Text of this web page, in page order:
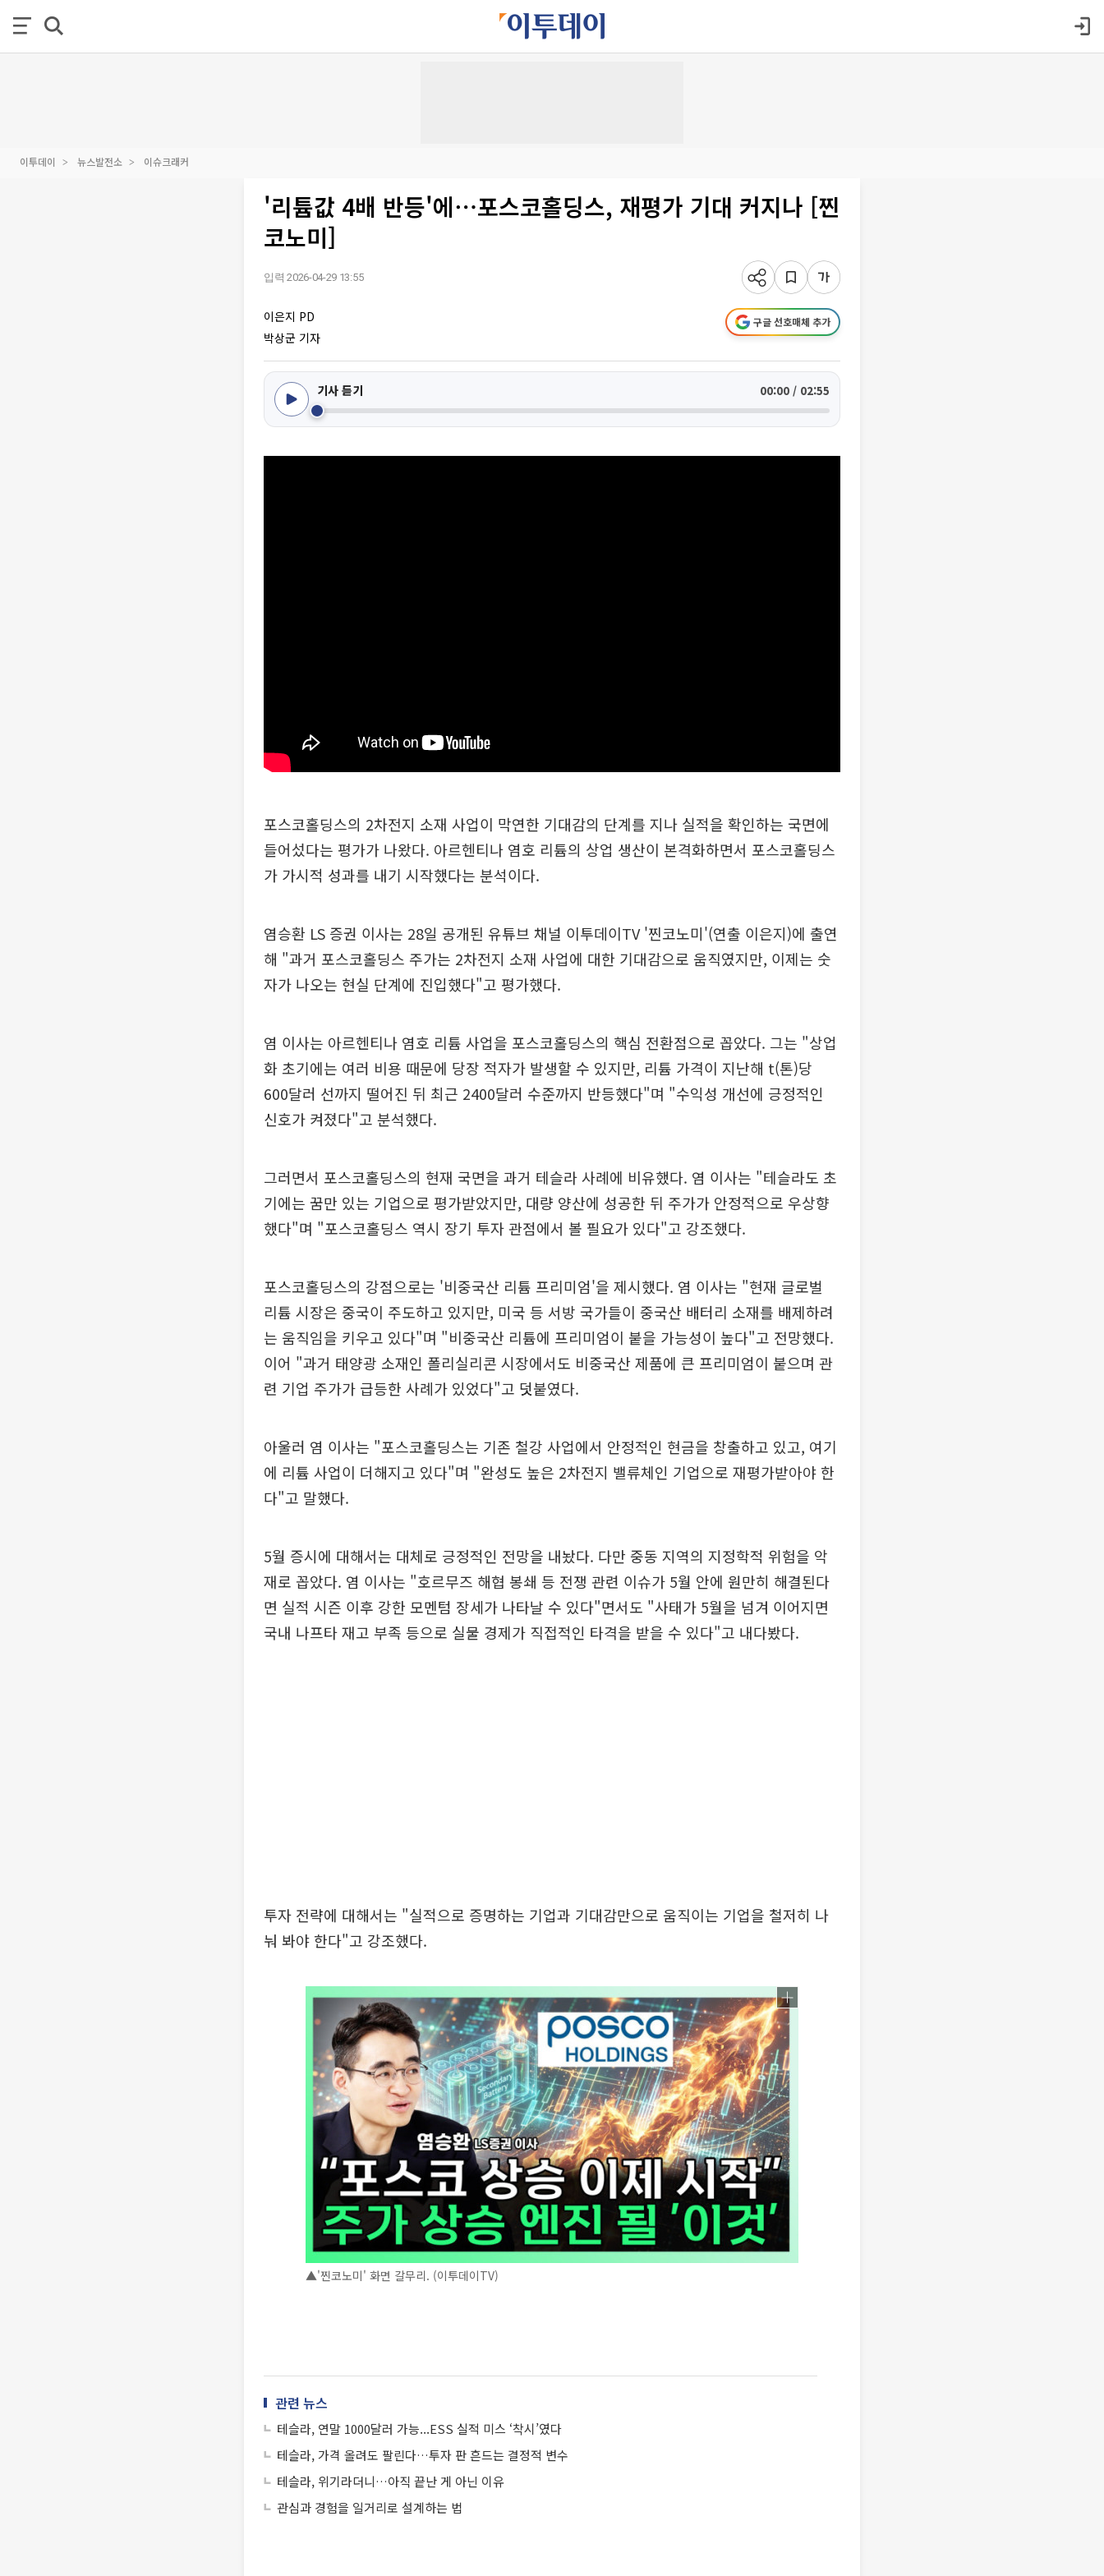
이투데이 뉴스발전소 이슈크래커
'리튬값 4배 반등'에⋯포스코홀딩스, 재평가 기대 커지나 [찐
코노미]
입력 2026-04-29 13:55
이은지 PD
박상군 기자
구글 선호매체 추가
기사 듣기 00:00 / 02:55
포스코홀딩스의 2차전지 소재 사업이 막연한 기대감의 단계를 지나 실적을 확인하는 국면에
들어섰다는 평가가 나왔다. 아르헨티나 염호 리튬의 상업 생산이 본격화하면서 포스코홀딩스
가 가시적 성과를 내기 시작했다는 분석이다.
염승환 LS 증권 이사는 28일 공개된 유튜브 채널 이투데이TV '찐코노미'(연출 이은지)에 출연
해 "과거 포스코홀딩스 주가는 2차전지 소재 사업에 대한 기대감으로 움직였지만, 이제는 숫
자가 나오는 현실 단계에 진입했다"고 평가했다.
염 이사는 아르헨티나 염호 리튬 사업을 포스코홀딩스의 핵심 전환점으로 꼽았다. 그는 "상업
화 초기에는 여러 비용 때문에 당장 적자가 발생할 수 있지만, 리튬 가격이 지난해 t(톤)당
600달러 선까지 떨어진 뒤 최근 2400달러 수준까지 반등했다"며 "수익성 개선에 긍정적인
신호가 켜졌다"고 분석했다.
그러면서 포스코홀딩스의 현재 국면을 과거 테슬라 사례에 비유했다. 염 이사는 "테슬라도 초
기에는 꿈만 있는 기업으로 평가받았지만, 대량 양산에 성공한 뒤 주가가 안정적으로 우상향
했다"며 "포스코홀딩스 역시 장기 투자 관점에서 볼 필요가 있다"고 강조했다.
포스코홀딩스의 강점으로는 '비중국산 리튬 프리미엄'을 제시했다. 염 이사는 "현재 글로벌
리튬 시장은 중국이 주도하고 있지만, 미국 등 서방 국가들이 중국산 배터리 소재를 배제하려
는 움직임을 키우고 있다"며 "비중국산 리튬에 프리미엄이 붙을 가능성이 높다"고 전망했다.
이어 "과거 태양광 소재인 폴리실리콘 시장에서도 비중국산 제품에 큰 프리미엄이 붙으며 관
련 기업 주가가 급등한 사례가 있었다"고 덧붙였다.
아울러 염 이사는 "포스코홀딩스는 기존 철강 사업에서 안정적인 현금을 창출하고 있고, 여기
에 리튬 사업이 더해지고 있다"며 "완성도 높은 2차전지 밸류체인 기업으로 재평가받아야 한
다"고 말했다.
5월 증시에 대해서는 대체로 긍정적인 전망을 내놨다. 다만 중동 지역의 지정학적 위험을 악
재로 꼽았다. 염 이사는 "호르무즈 해협 봉쇄 등 전쟁 관련 이슈가 5월 안에 원만히 해결된다
면 실적 시즌 이후 강한 모멘텀 장세가 나타날 수 있다"면서도 "사태가 5월을 넘겨 이어지면
국내 나프타 재고 부족 등으로 실물 경제가 직접적인 타격을 받을 수 있다"고 내다봤다.
투자 전략에 대해서는 "실적으로 증명하는 기업과 기대감만으로 움직이는 기업을 철저히 나
눠 봐야 한다"고 강조했다.
▲'찐코노미' 화면 갈무리. (이투데이TV)
관련 뉴스
테슬라, 연말 1000달러 가능...ESS 실적 미스 ‘착시’였다
테슬라, 가격 올려도 팔린다…투자 판 흔드는 결정적 변수
테슬라, 위기라더니…아직 끝난 게 아닌 이유
관심과 경험을 일거리로 설계하는 법